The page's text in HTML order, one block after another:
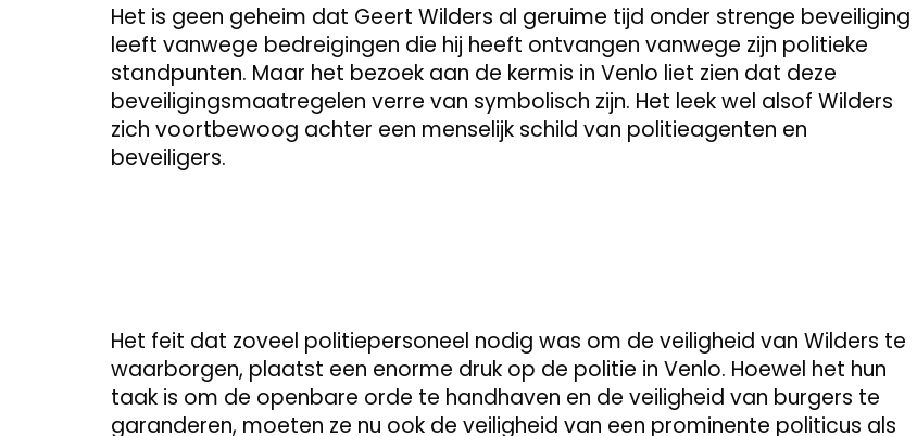
Het is geen geheim dat Geert Wilders al geruime tijd onder strenge beveiliging
leeft vanwege bedreigingen die hij heeft ontvangen vanwege zijn politieke
standpunten. Maar het bezoek aan de kermis in Venlo liet zien dat deze
beveiligingsmaatregelen verre van symbolisch zijn. Het leek wel alsof Wilders
zich voortbewoog achter een menselijk schild van politieagenten en
beveiligers.
Het feit dat zoveel politiepersoneel nodig was om de veiligheid van Wilders te
waarborgen, plaatst een enorme druk op de politie in Venlo. Hoewel het hun
taak is om de openbare orde te handhaven en de veiligheid van burgers te
garanderen, moeten ze nu ook de veiligheid van een prominente politicus als